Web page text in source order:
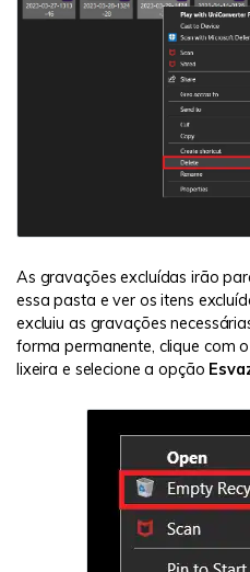
As gravações excluídas irão
essa pasta e ver os itens
excluiu as gravações
forma permanente, clique com
lixeira e selecione a opção